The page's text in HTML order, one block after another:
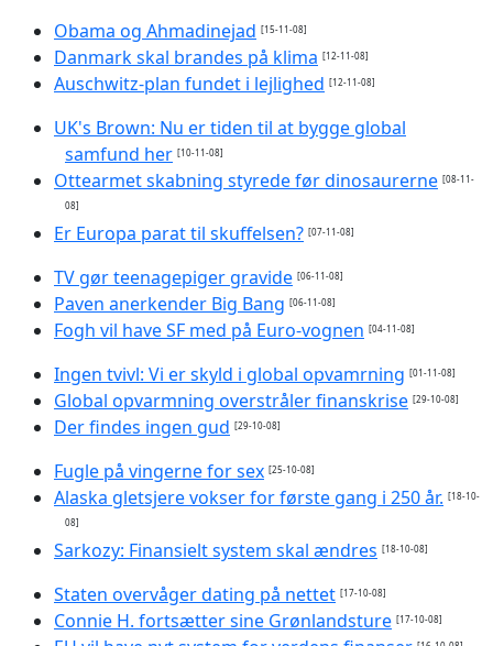
Obama og Ahmadinejad [15-11-08]
Danmark skal brandes på klima [12-11-08]
Auschwitz-plan fundet i lejlighed [12-11-08]
UK's Brown: Nu er tiden til at bygge global
samfund her [10-11-08]
Ottearmet skabning styrede før dinosaurerne [08-11-
08]
Er Europa parat til skuffelsen? [07-11-08]
TV gør teenagepiger gravide [06-11-08]
Paven anerkender Big Bang [06-11-08]
Fogh vil have SF med på Euro-vognen [04-11-08]
Ingen tvivl: Vi er skyld i global opvamrning [01-11-08]
Global opvarmning overstråler finanskrise [29-10-08]
Der findes ingen gud [29-10-08]
Fugle på vingerne for sex [25-10-08]
Alaska gletsjere vokser for første gang i 250 år. [18-10-
08]
Sarkozy: Finansielt system skal ændres [18-10-08]
Staten overvåger dating på nettet [17-10-08]
Connie H. fortsætter sine Grønlandsture [17-10-08]